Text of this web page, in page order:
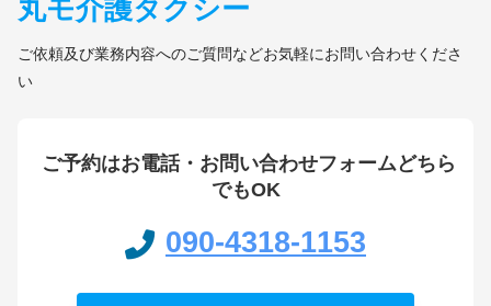
丸モ介護タクシー
ご依頼及び業務内容へのご質問などお気軽にお問い合わせくださ
い
ご予約はお電話・お問い合わせフォームどちら
でもOK
090-4318-1153